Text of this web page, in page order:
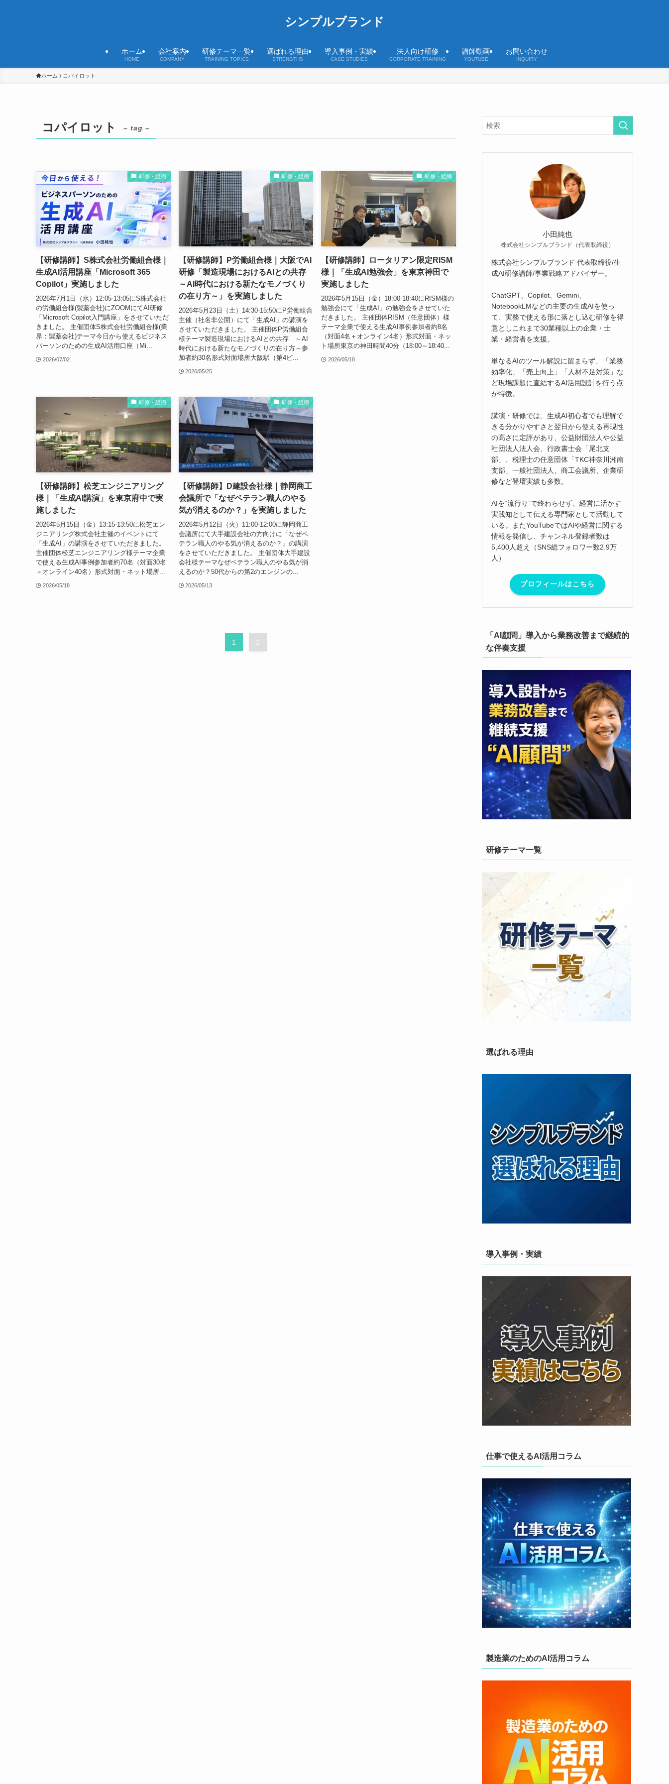
シンプルブランド
ホーム
HOME
会社案内
COMPANY
研修テーマ一覧
TRAINING TOPICS
選ばれる理由
STRENGTHS
導入事例・実績
CASE STUDIES
法人向け研修
CORPORATE TRAINING
講師動画
YOUTUBE
お問い合わせ
INQUIRY
ホーム コパイロット
コパイロット – tag –
研修・組織
【研修講師】S株式会社労働組合様｜
生成AI活用講座「Microsoft 365
Copilot」実施しました
2026年7月1日（水）12:05-13:05にS株式会社
の労働組合様(製薬会社)にZOOMにてAI研修
「Microsoft Copilot入門講座」をさせていただ
きました。 主催団体S株式会社労働組合様(業
界：製薬会社)テーマ今日から使えるビジネス
パーソンのための生成AI活用口座（Mi...
2026/07/02
研修・組織
【研修講師】P労働組合様｜大阪でAI
研修「製造現場におけるAIとの共存
～AI時代における新たなモノづくり
の在り方～」を実施しました
2026年5月23日（土）14:30-15:50にP労働組合
主催（社名非公開）にて「生成AI」の講演を
させていただきました。 主催団体P労働組合
様テーマ製造現場におけるAIとの共存 ～AI
時代における新たなモノづくりの在り方～参
加者約30名形式対面場所大阪駅（第4ビ...
2026/05/25
研修・組織
【研修講師】ロータリアン限定RISM
様｜「生成AI勉強会」を東京神田で
実施しました
2026年5月15日（金）18:00-18:40にRISM様の
勉強会にて「生成AI」の勉強会をさせていた
だきました。 主催団体RISM（任意団体）様
テーマ企業で使える生成AI事例参加者約8名
（対面4名＋オンライン4名）形式対面・ネッ
ト場所東京の神田時間40分（18:00～18:40...
2026/05/18
研修・組織
【研修講師】松芝エンジニアリング
様｜「生成AI講演」を東京府中で実
施しました
2026年5月15日（金）13:15-13:50に松芝エン
ジニアリング株式会社主催のイベントにて
「生成AI」の講演をさせていただきました。
主催団体松芝エンジニアリング様テーマ企業
で使える生成AI事例参加者約70名（対面30名
＋オンライン40名）形式対面・ネット場所...
2026/05/18
研修・組織
【研修講師】D建設会社様｜静岡商工
会議所で「なぜベテラン職人のやる
気が消えるのか？」を実施しました
2026年5月12日（火）11:00-12:00に静岡商工
会議所にて大手建設会社の方向けに「なぜベ
テラン職人のやる気が消えるのか？」の講演
をさせていただきました。 主催団体大手建設
会社様テーマなぜベテラン職人のやる気が消
えるのか？50代からの第2のエンジンの...
2026/05/13
1 2
小田純也
株式会社シンプルブランド（代表取締役）
株式会社シンプルブランド 代表取締役/生
成AI研修講師/事業戦略アドバイザー。
ChatGPT、Copilot、Gemini、
NotebookLMなどの主要の生成AIを使っ
て、実務で使える形に落とし込む研修を得
意としこれまで30業種以上の企業・士
業・経営者を支援。
単なるAIのツール解説に留まらず、「業務
効率化」「売上向上」「人材不足対策」な
ど現場課題に直結するAI活用設計を行う点
が特徴。
講演・研修では、生成AI初心者でも理解で
きる分かりやすさと翌日から使える再現性
の高さに定評があり、公益財団法人や公益
社団法人法人会、行政書士会「尾北支
部」、税理士の任意団体「TKC神奈川湘南
支部」一般社団法人、商工会議所、企業研
修など登壇実績も多数。
AIを“流行り”で終わらせず、経営に活かす
実践知として伝える専門家として活動して
いる。またYouTubeではAIや経営に関する
情報を発信し、チャンネル登録者数は
5,400人超え（SNS総フォロワー数2.9万
人）
プロフィールはこちら
「AI顧問」導入から業務改善まで継続的
な伴奏支援
研修テーマ一覧
選ばれる理由
導入事例・実績
仕事で使えるAI活用コラム
製造業のためのAI活用コラム